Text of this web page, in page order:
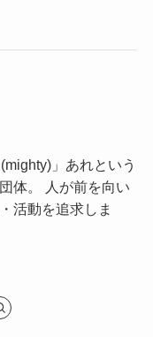
」あれという
体。 人が前を向い
活動を追求しま